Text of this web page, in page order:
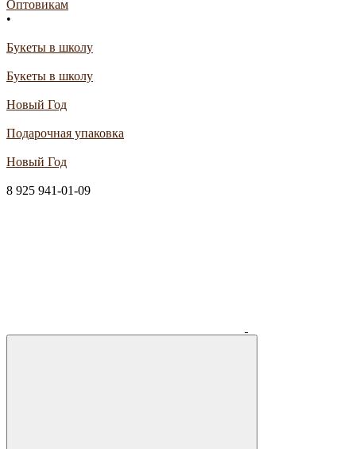
Оптовикам
•
Букеты в школу
Букеты в школу
Новый Год
Подарочная упаковка
Новый Год
8 925 941-01-09